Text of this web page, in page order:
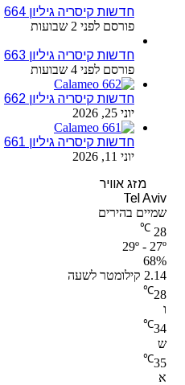
חדשות קיסריה גיליון 664
פורסם לפני 2 שבועות
חדשות קיסריה גיליון 663
פורסם לפני 4 שבועות
חדשות קיסריה גיליון 662
יוני 25, 2026
חדשות קיסריה גיליון 661
יוני 11, 2026
מזג אוויר
Tel Aviv
שמיים בהירים
28
℃
29º - 27º
68%
2.14 קילומטר לשעה
28
℃
ו
34
℃
ש
35
℃
א